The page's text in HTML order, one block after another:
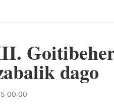
dago
00:00